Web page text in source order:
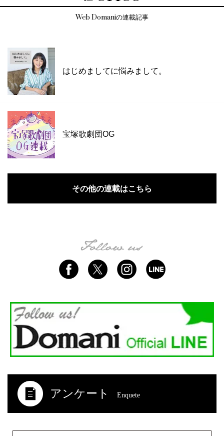
Web Domaniの連載記事
はじめましてに悩みまして。
宝塚歌劇団OG
その他の連載はこちら
アンケート Enquete